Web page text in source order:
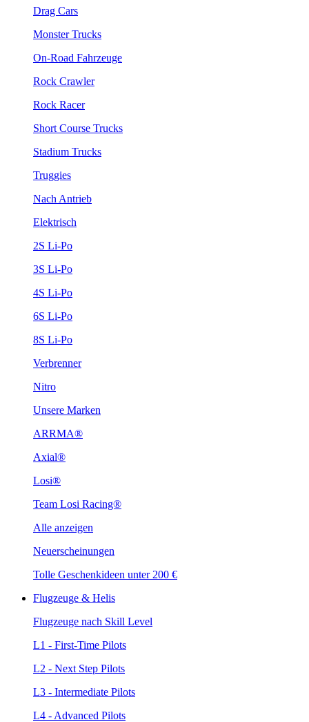
Drag Cars
Monster Trucks
On-Road Fahrzeuge
Rock Crawler
Rock Racer
Short Course Trucks
Stadium Trucks
Truggies
Nach Antrieb
Elektrisch
2S Li-Po
3S Li-Po
4S Li-Po
6S Li-Po
8S Li-Po
Verbrenner
Nitro
Unsere Marken
ARRMA®
Axial®
Losi®
Team Losi Racing®
Alle anzeigen
Neuerscheinungen
Tolle Geschenkideen unter 200 €
Flugzeuge & Helis
Flugzeuge nach Skill Level
L1 - First-Time Pilots
L2 - Next Step Pilots
L3 - Intermediate Pilots
L4 - Advanced Pilots